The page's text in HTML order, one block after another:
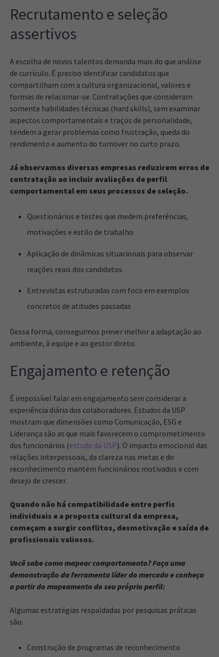
Recrutamento e seleção
assertivos
A escolha de novos talentos demanda mais do que análise
de currículo. É preciso identificar candidatos que
compartilham com a cultura organizacional, valores e
formas de relacionar-se. Contratações que consideram
somente habilidades técnicas (hard skills), sem examinar
aspectos comportamentais e traços de personalidade,
tendem a gerar problemas como frustração, queda do
rendimento e aumento do turnover no curto prazo.
Já observamos diversas empresas reduzirem erros de
contratação ao incluir avaliações de perfil
comportamental em seus processos de seleção.
Questionários e testes que medem preferências,
motivações e estilo de trabalho
Aplicação de dinâmicas situacionais para observar
reações reais dos candidatos
Entrevistas estruturadas com foco em exemplos
concretos de atitudes passadas
Dessa forma, conseguimos prever melhor a adaptação ao
ambiente, à equipe e ao gestor direto.
Engajamento e retenção
É impossível falar em engajamento sem considerar a
experiência diária dos colaboradores. Estudos da USP
mostram que dimensões como Comunicação, ESG e
Liderança são as que mais favorecem o comprometimento
dos funcionários (estudo da USP). O impacto emocional das
relações interpessoais, da clareza nas metas e do
reconhecimento mantém funcionários motivados e com
desejo de crescer.
Quando não há compatibilidade entre perfis
individuais e a proposta cultural da empresa,
começam a surgir conflitos, desmotivação e saída de
profissionais valiosos.
Você sabe como mapear comportamento? Faça uma
demonstração da ferramenta líder do mercado e conheça
a partir do mapeamento do seu próprio perfil:
Algumas estratégias respaldadas por pesquisas práticas
são:
Construção de programas de reconhecimento